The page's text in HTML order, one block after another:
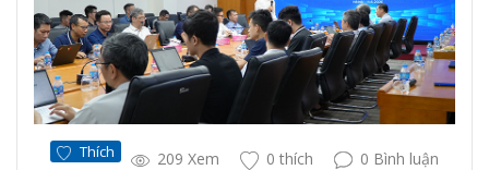
Thích 209 Xem 0 thích 0 Bình luận